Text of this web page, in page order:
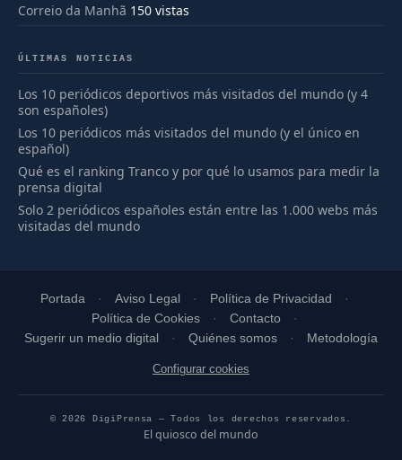
Correio da Manhã 150 vistas
ÚLTIMAS NOTICIAS
Los 10 periódicos deportivos más visitados del mundo (y 4
son españoles)
Los 10 periódicos más visitados del mundo (y el único en
español)
Qué es el ranking Tranco y por qué lo usamos para medir la
prensa digital
Solo 2 periódicos españoles están entre las 1.000 webs más
visitadas del mundo
Portada Aviso Legal
Política de Privacidad
Política de Cookies
Contacto
Sugerir un medio digital
Quiénes somos Metodología
Configurar cookies
© 2026 DigiPrensa — Todos los derechos reservados.
El quiosco del mundo